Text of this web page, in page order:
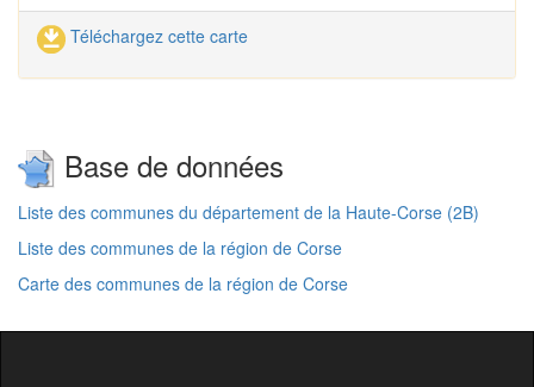
Téléchargez cette carte
Base de données
Liste des communes du département de la Haute-Corse (2B)
Liste des communes de la région de Corse
Carte des communes de la région de Corse